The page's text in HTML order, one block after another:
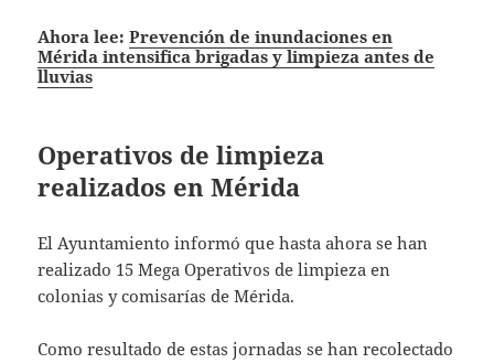
Ahora lee:Prevención de inundaciones en
Mérida intensifica brigadas y limpieza antes de
lluvias
Operativos de limpieza
realizados en Mérida
El Ayuntamiento informó que hasta ahora se han
realizado 15 Mega Operativos de limpieza en
colonias y comisarías de Mérida.
Como resultado de estas jornadas se han recolectado